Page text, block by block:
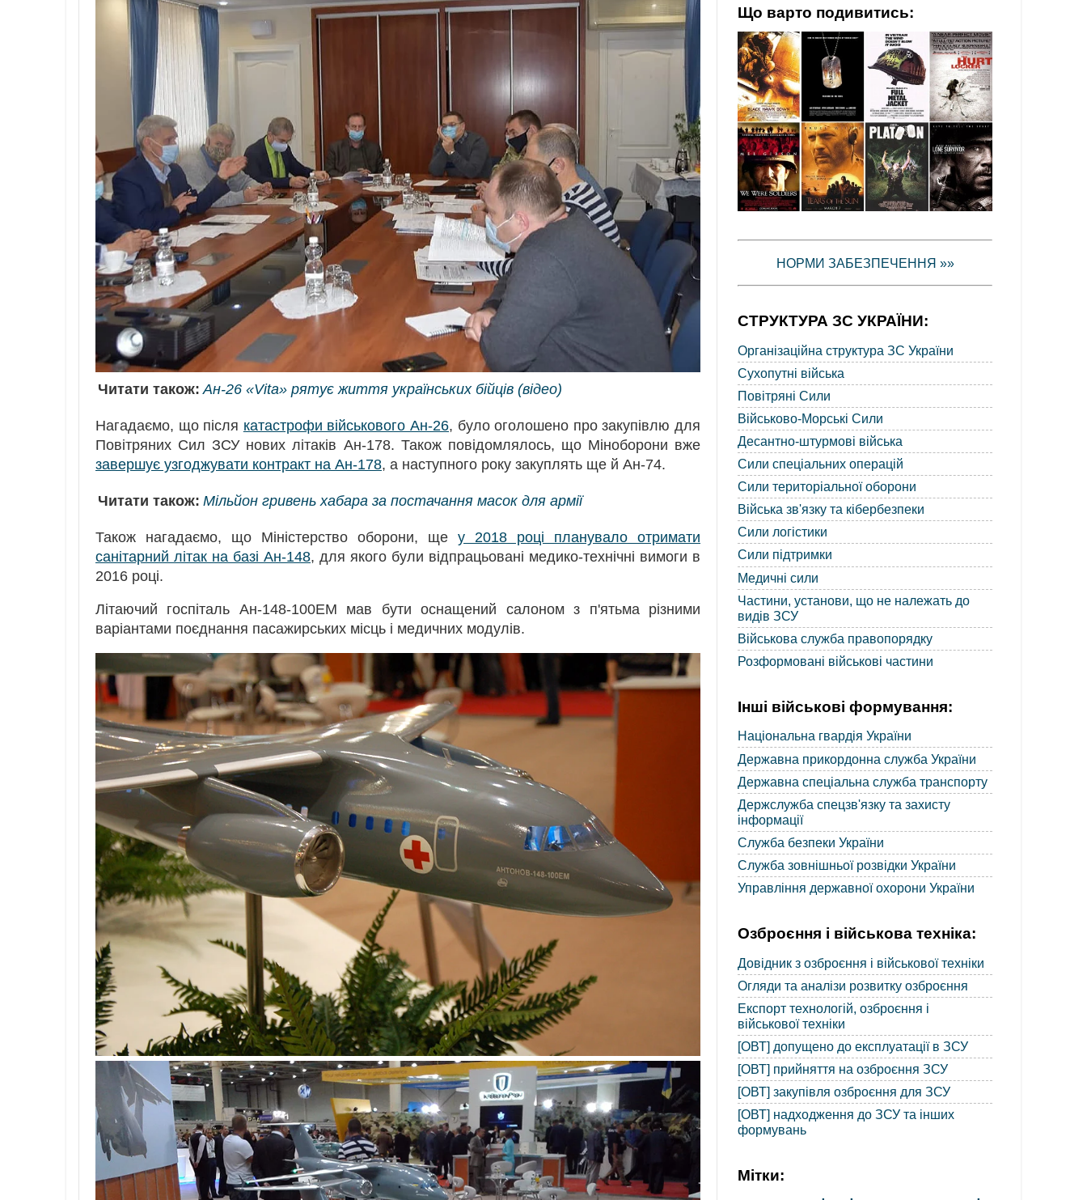
Читати також: Ан-26 «Vita» рятує життя українських бійців (відео)
Нагадаємо, що після катастрофи військового Ан-26, було оголошено про закупівлю для
Повітряних Сил ЗСУ нових літаків Ан-178. Також повідомлялось, що Міноборони вже
завершує узгоджувати контракт на Ан-178, а наступного року закуплять ще й Ан-74.
Читати також: Мільйон гривень хабара за постачання масок для армії
Також нагадаємо, що Міністерство оборони, ще у 2018 році планувало отримати
санітарний літак на базі Ан-148, для якого були відпрацьовані медико-технічні вимоги в
2016 році.
Літаючий госпіталь Ан-148-100ЕМ мав бути оснащений салоном з п'ятьма різними
варіантами поєднання пасажирських місць і медичних модулів.
Що варто подивитись:
НОРМИ ЗАБЕЗПЕЧЕННЯ »»
СТРУКТУРА ЗС УКРАЇНИ:
Організаційна структура ЗС України
Сухопутні війська
Повітряні Сили
Військово-Морські Сили
Десантно-штурмові війська
Сили спеціальних операцій
Сили територіальної оборони
Війська зв'язку та кібербезпеки
Сили логістики
Сили підтримки
Медичні сили
Частини, установи, що не належать до
видів ЗСУ
Військова служба правопорядку
Розформовані військові частини
Інші військові формування:
Національна гвардія України
Державна прикордонна служба України
Державна спеціальна служба транспорту
Держслужба спецзв'язку та захисту
інформації
Служба безпеки України
Служба зовнішньої розвідки України
Управління державної охорони України
Озброєння і військова техніка:
Довідник з озброєння і військової техніки
Огляди та аналізи розвитку озброєння
Експорт технологій, озброєння і
військової техніки
[ОВТ] допущено до експлуатації в ЗСУ
[ОВТ] прийняття на озброєння ЗСУ
[ОВТ] закупівля озброєння для ЗСУ
[ОВТ] надходження до ЗСУ та інших
формувань
Мітки: